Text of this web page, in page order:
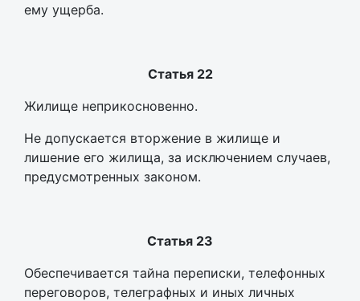
ему ущерба.
Статья 22
Жилище неприкосновенно.
Не допускается вторжение в жилище и
лишение его жилища, за исключением случаев,
предусмотренных законом.
Статья 23
Обеспечивается тайна переписки, телефонных
переговоров, телеграфных и иных личных